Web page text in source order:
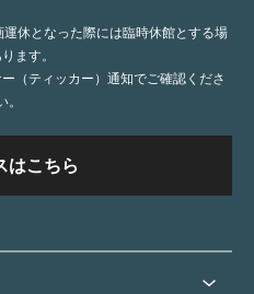
休となった際には臨時休館とする場
ます。
（ティッカー）通知でご確認くださ
。
はこちら